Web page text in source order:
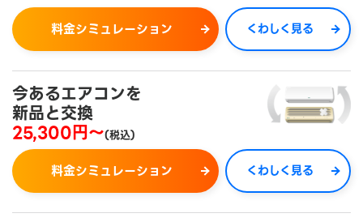
料金シミュレーション くわしく見る
今あるエアコンを
新品と交換
25,300円～(税込)
料金シミュレーション くわしく見る